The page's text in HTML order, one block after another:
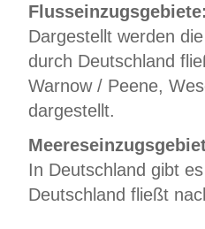
Dargestellt werden
durch Deutschland
Warnow / Peene,
dargestellt.
In Deutschland gibt
Deutschland fließt